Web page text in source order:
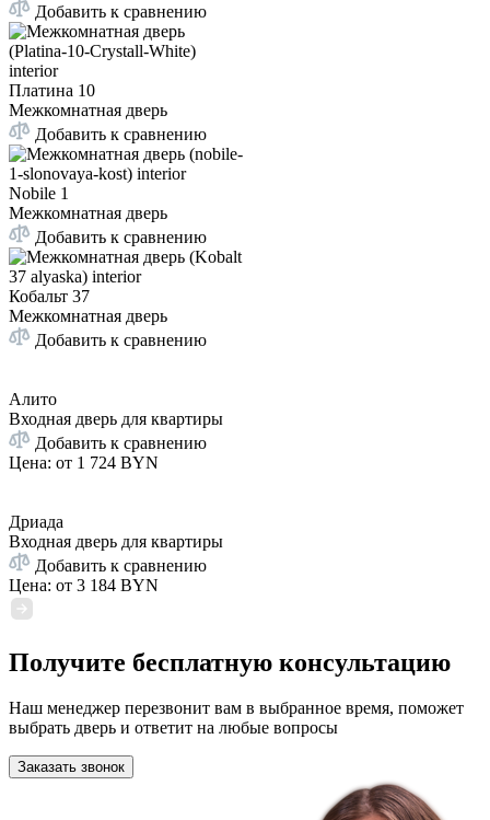
Добавить к сравнению
Платина 10
Межкомнатная дверь
Добавить к сравнению
Nobile 1
Межкомнатная дверь
Добавить к сравнению
Кобальт 37
Межкомнатная дверь
Добавить к сравнению
Алито
Входная дверь для квартиры
Добавить к сравнению
Цена: от 1 724 BYN
Дриада
Входная дверь для квартиры
Добавить к сравнению
Цена: от 3 184 BYN
Получите бесплатную консультацию
Наш менеджер перезвонит вам в выбранное время, поможет
выбрать дверь и ответит на любые вопросы
Заказать звонок